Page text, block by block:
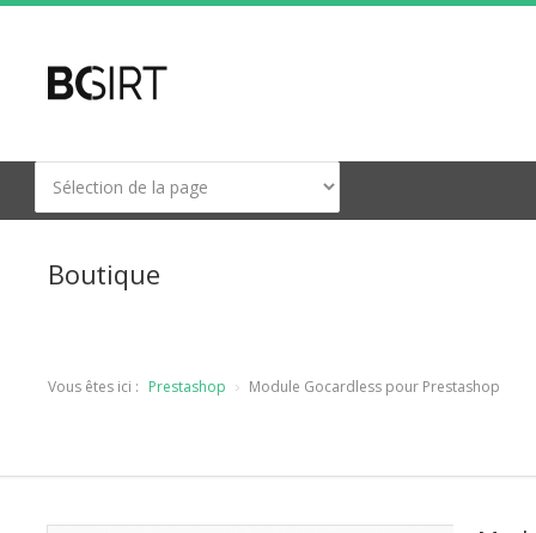
Boutique
Vous êtes ici : Prestashop Module Gocardless pour Prestashop